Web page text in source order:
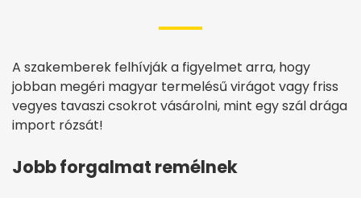
A szakemberek felhívják a figyelmet arra, hogy
jobban megéri magyar termelésű virágot vagy friss
vegyes tavaszi csokrot vásárolni, mint egy szál drága
import rózsát!
Jobb forgalmat remélnek